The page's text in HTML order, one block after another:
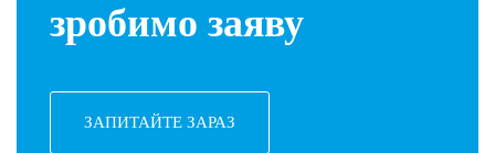
зробимо заяву
ЗАПИТАЙТЕ ЗАРАЗ